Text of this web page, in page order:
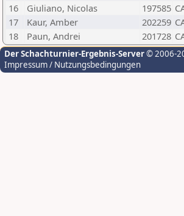
16
Giuliano, Nicolas 197585
17
Kaur, Amber 202259
18
Paun, Andrei 201728
Der Schachturnier-Ergebnis-Server© 2006-
Impressum / Nutzungsbedingungen